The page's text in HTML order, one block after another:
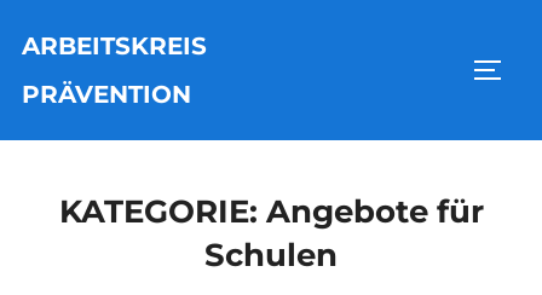
Inhalten
springen
ARBEITSKREIS
PRÄVENTION
KATEGORIE: Angebote für
Schulen